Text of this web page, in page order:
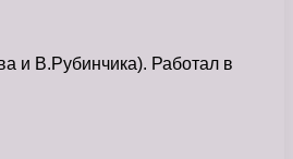
и В.Рубинчика). Работал в